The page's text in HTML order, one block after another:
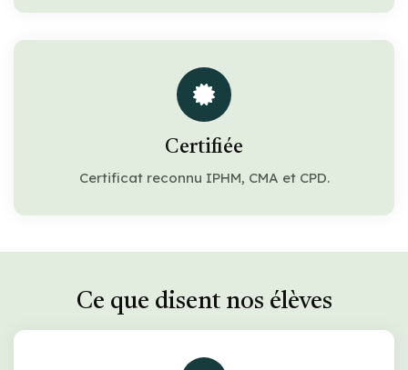
Certifiée
Certificat reconnu IPHM, CMA et CPD.
Ce que disent nos élèves